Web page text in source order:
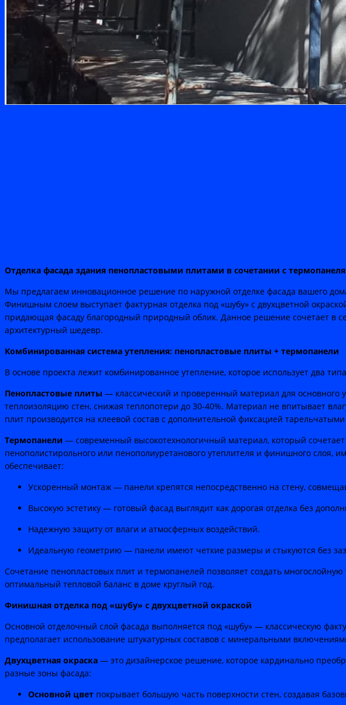
Отделка фасада здания пенопластовыми плитами в сочетании с
Мы предлагаем инновационное решение по наружной отделке фасада вашего
Финишным слоем выступает фактурная отделка под «шубу» с двухцветной
придающая фасаду благородный природный облик. Данное решение сочетает в
архитектурный шедевр.
Комбинированная система утепления: пенопластовые плиты + термопанели
В основе проекта лежит комбинированное утепление, которое использует два
Пенопластовые плиты — классический и проверенный материал для основного
теплоизоляцию стен, снижая теплопотери до 30-40%. Материал не впитывает
плит производится на клеевой состав с дополнительной фиксацией
Термопанели — современный высокотехнологичный материал, который
пенополистирольного или пенополиуретанового утеплителя и финишного
обеспечивает:
Ускоренный монтаж — панели крепятся непосредственно на стену,
Высокую эстетику — готовый фасад выглядит как дорогая отделка без
Надежную защиту от влаги и атмосферных воздействий.
Идеальную геометрию — панели имеют четкие размеры и стыкуются без
Сочетание пенопластовых плит и термопанелей позволяет создать
оптимальный тепловой баланс в доме круглый год.
Финишная отделка под «шубу» с двухцветной окраской
Основной отделочный слой фасада выполняется под «шубу» — классическую
предполагает использование штукатурных составов с минеральными
Двухцветная окраска — это дизайнерское решение, которое кардинально
разные зоны фасада:
Основной цвет покрывает большую часть поверхности стен, создавая